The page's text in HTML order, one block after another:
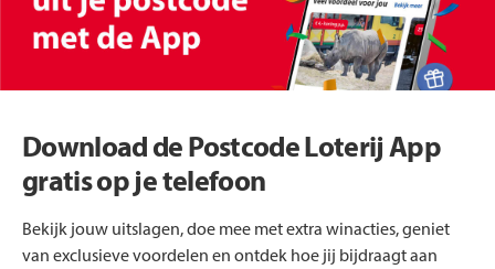
Download de Postcode Loterij App
gratis op je telefoon
Bekijk jouw uitslagen, doe mee met extra winacties, geniet
van exclusieve voordelen en ontdek hoe jij bijdraagt aan